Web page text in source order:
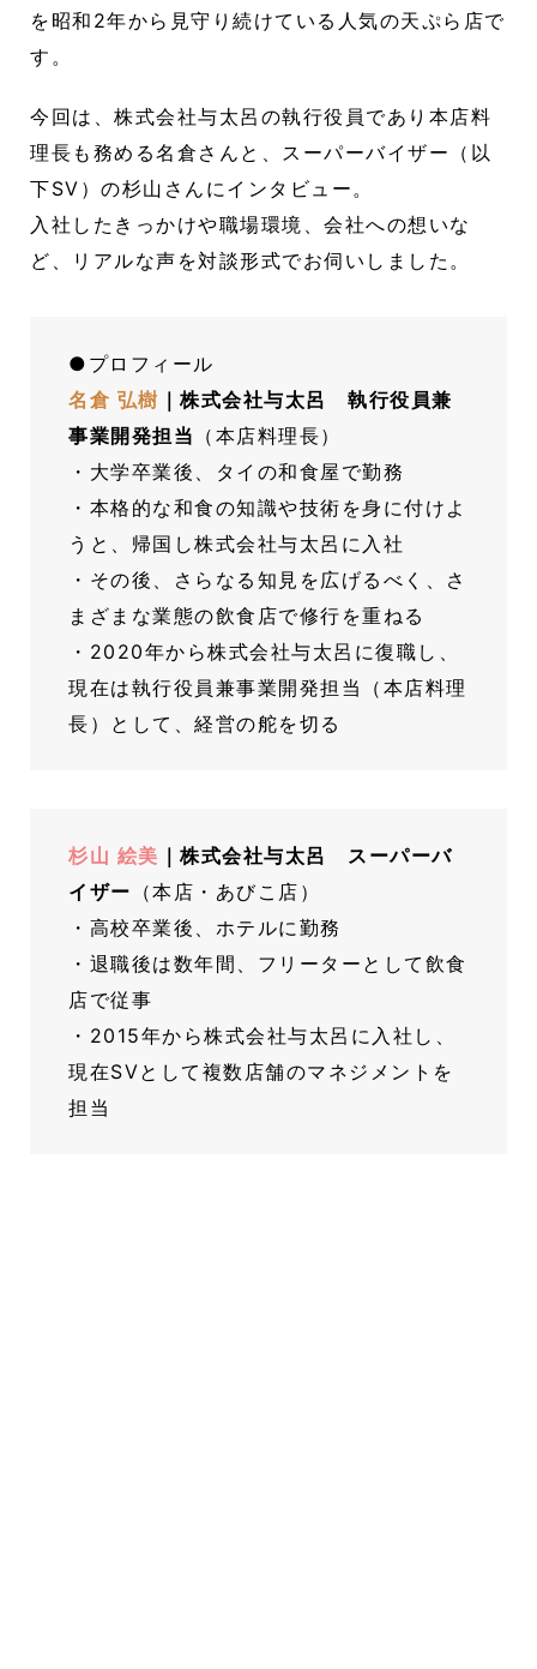
を昭和2年から見守り続けている人気の天ぷら店で
す。
今回は、株式会社与太呂の執行役員であり本店料
理長も務める名倉さんと、スーパーバイザー（以
下SV）の杉山さんにインタビュー。
入社したきっかけや職場環境、会社への想いな
ど、リアルな声を対談形式でお伺いしました。
●プロフィール
名倉 弘樹 ｜株式会社与太呂 執行役員兼
事業開発担当 （本店料理長）
・大学卒業後、タイの和食屋で勤務
・本格的な和食の知識や技術を身に付けよ
うと、帰国し株式会社与太呂に入社
・その後、さらなる知見を広げるべく、さ
まざまな業態の飲食店で修行を重ねる
・2020年から株式会社与太呂に復職し、
現在は執行役員兼事業開発担当（本店料理
長）として、経営の舵を切る
杉山 絵美 ｜株式会社与太呂 スーパーバ
イザー （本店・あびこ店）
・高校卒業後、ホテルに勤務
・退職後は数年間、フリーターとして飲食
店で従事
・2015年から株式会社与太呂に入社し、
現在SVとして複数店舗のマネジメントを
担当